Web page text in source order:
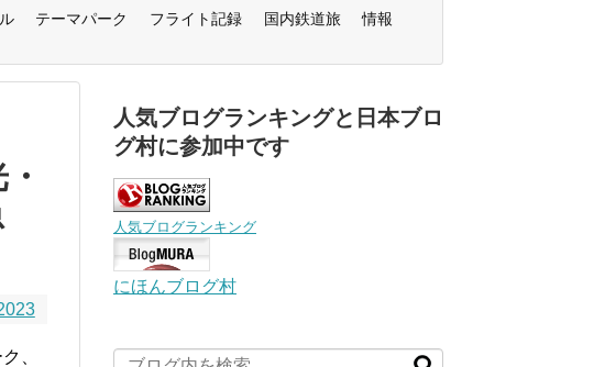
テーマパーク フライト記録 国内鉄道旅
情報
、
人気ブログランキングと日本ブロ
グ村に参加中です
人気ブログランキング
にほんブログ村